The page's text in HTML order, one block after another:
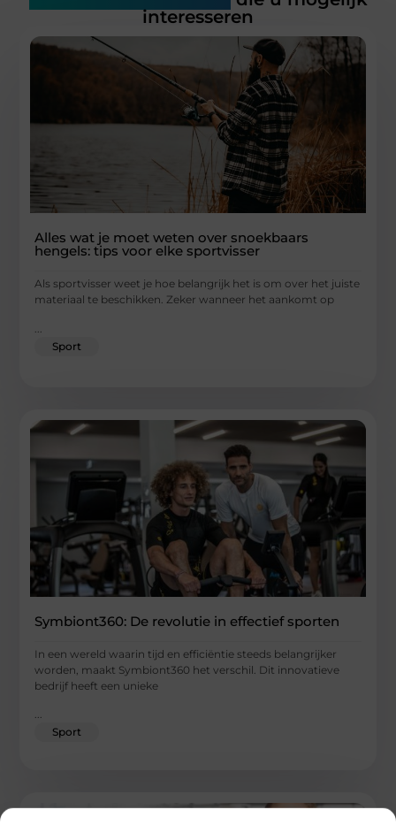
interesseren
Alles wat je moet weten over snoekbaars
hengels: tips voor elke sportvisser
Als sportvisser weet je hoe belangrijk het is om over het juiste
materiaal te beschikken. Zeker wanneer het aankomt op
Sport
Symbiont360: De revolutie in effectief sporten
In een wereld waarin tijd en efficiëntie steeds belangrijker
worden, maakt Symbiont360 het verschil. Dit innovatieve
bedrijf heeft een unieke
...
Sport